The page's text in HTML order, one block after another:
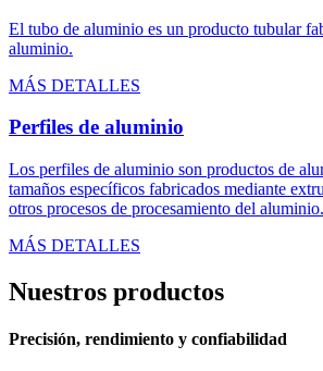
El tubo de aluminio es un producto tubular
aluminio.
MÁS DETALLES
Perfiles de aluminio
Los perfiles de aluminio son productos de
tamaños específicos fabricados mediante
otros procesos de procesamiento del aluminio.
MÁS DETALLES
Nuestros productos
Precisión, rendimiento y confiabilidad